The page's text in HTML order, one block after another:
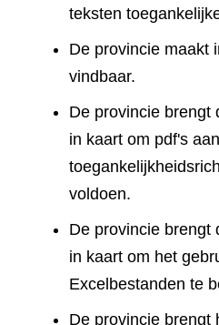
teksten
De provincie maakt
vindbaar.
De provincie brengt
in kaart om pdf's
voldoen.
De provincie brengt
in kaart om het
Excelbestanden te
De provincie brengt